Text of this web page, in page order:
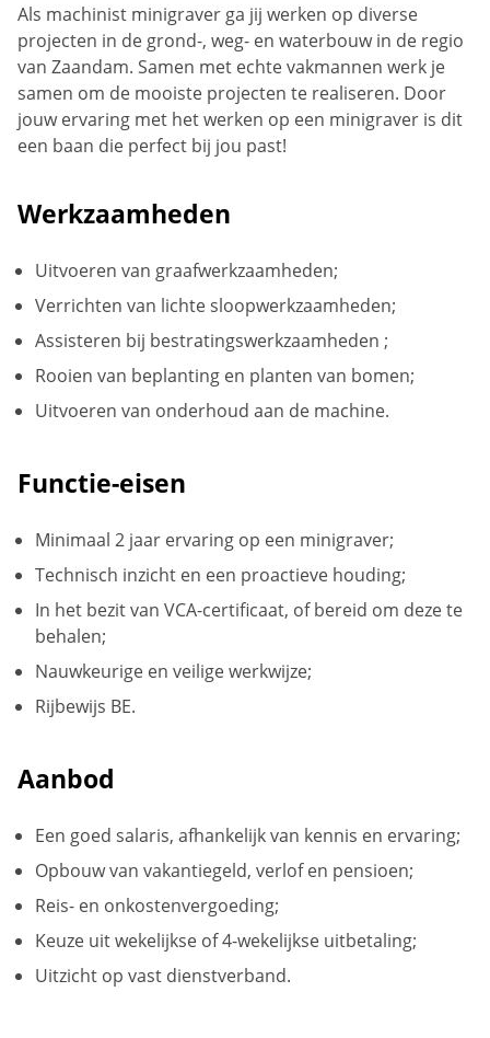
Als machinist minigraver ga jij werken op diverse
projecten in de grond-, weg- en waterbouw in de regio
van Zaandam. Samen met echte vakmannen werk je
samen om de mooiste projecten te realiseren. Door
jouw ervaring met het werken op een minigraver is dit
een baan die perfect bij jou past!
Werkzaamheden
Uitvoeren van graafwerkzaamheden;
Verrichten van lichte sloopwerkzaamheden;
Assisteren bij bestratingswerkzaamheden ;
Rooien van beplanting en planten van bomen;
Uitvoeren van onderhoud aan de machine.
Functie-eisen
Minimaal 2 jaar ervaring op een minigraver;
Technisch inzicht en een proactieve houding;
In het bezit van VCA-certificaat, of bereid om deze te
behalen;
Nauwkeurige en veilige werkwijze;
Rijbewijs BE.
Aanbod
Een goed salaris, afhankelijk van kennis en ervaring;
Opbouw van vakantiegeld, verlof en pensioen;
Reis- en onkostenvergoeding;
Keuze uit wekelijkse of 4-wekelijkse uitbetaling;
Uitzicht op vast dienstverband.